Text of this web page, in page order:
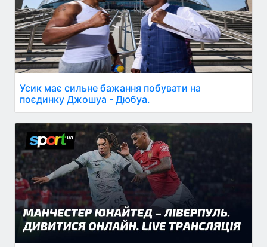
Усик має сильне бажання побувати на
поєдинку Джошуа - Дюбуа.